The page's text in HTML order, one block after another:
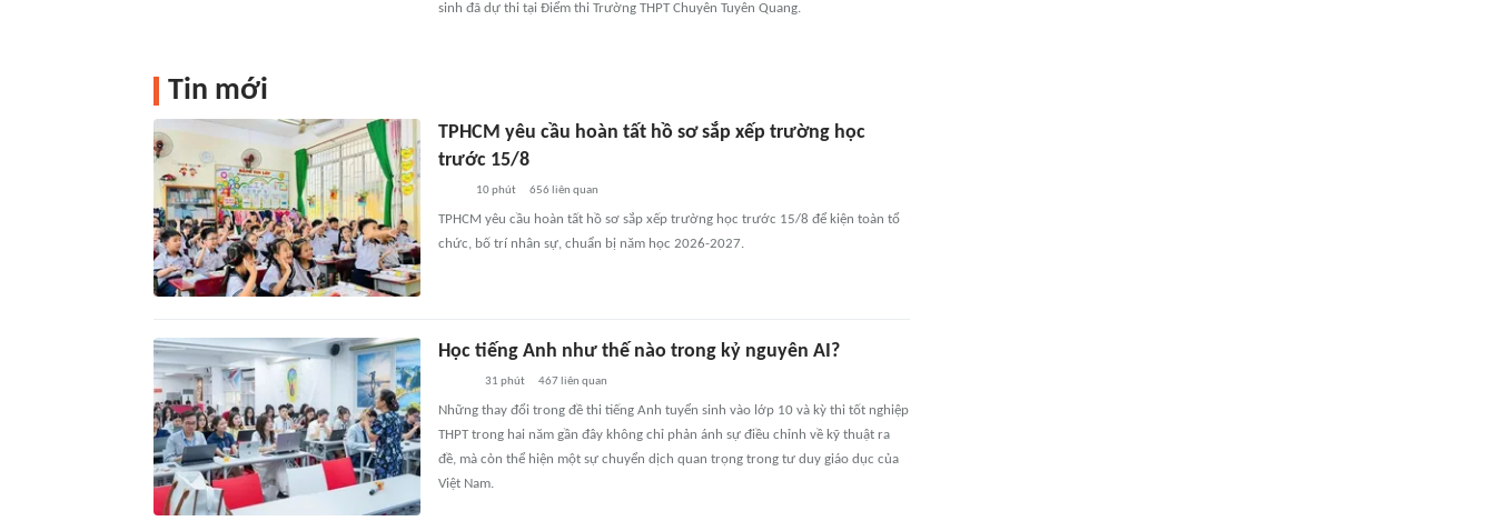
sinh đã dự thi tại Điểm thi Trường THPT Chuyên Tuyên Quang.
Tin mới
TPHCM yêu cầu hoàn tất hồ sơ sắp xếp trường học
trước 15/8
10 phút 656 liên quan
TPHCM yêu cầu hoàn tất hồ sơ sắp xếp trường học trước 15/8 để kiện toàn tổ
chức, bố trí nhân sự, chuẩn bị năm học 2026-2027.
Học tiếng Anh như thế nào trong kỷ nguyên AI?
31 phút 467 liên quan
Những thay đổi trong đề thi tiếng Anh tuyển sinh vào lớp 10 và kỳ thi tốt nghiệp
THPT trong hai năm gần đây không chỉ phản ánh sự điều chỉnh về kỹ thuật ra
đề, mà còn thể hiện một sự chuyển dịch quan trọng trong tư duy giáo dục của
Việt Nam.